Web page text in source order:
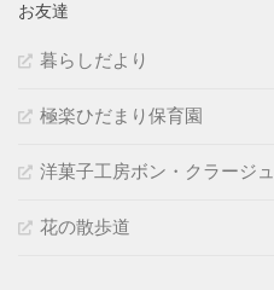
お友達
暮らしだより
極楽ひだまり保育園
洋菓子工房ボン・クラージュ
花の散歩道